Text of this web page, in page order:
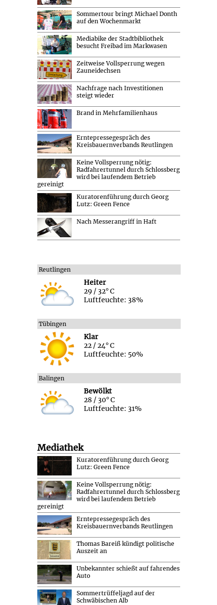
Sommertour bringt Michael Donth
auf den Wochenmarkt
Mediabike der Stadtbibliothek
besucht Freibad im Markwasen
Zeitweise Vollsperrung wegen
Zauneidechsen
Nachfrage nach Investitionen
steigt wieder
Brand in Mehrfamilienhaus
Erntepressegespräch des
Kreisbauernverbands Reutlingen
Keine Vollsperrung nötig:
Radfahrertunnel durch Schlossberg
wird bei laufendem Betrieb
gereinigt
Kuratorenführung durch Georg
Lutz: Green Fence
Nach Messerangriff in Haft
Reutlingen
Heiter
29 / 32° C
Luftfeuchte: 38%
Tübingen
Klar
22 / 24° C
Luftfeuchte: 50%
Balingen
Bewölkt
28 / 30° C
Luftfeuchte: 31%
Mediathek
Kuratorenführung durch Georg
Lutz: Green Fence
Keine Vollsperrung nötig:
Radfahrertunnel durch Schlossberg
wird bei laufendem Betrieb
gereinigt
Erntepressegespräch des
Kreisbauernverbands Reutlingen
Thomas Bareiß kündigt politische
Auszeit an
Unbekannter schießt auf fahrendes
Auto
Sommertrüffeljagd auf der
Schwäbischen Alb